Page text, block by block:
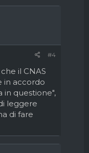
#4
il CNAS
in accordo
in questione",
leggere
di fare